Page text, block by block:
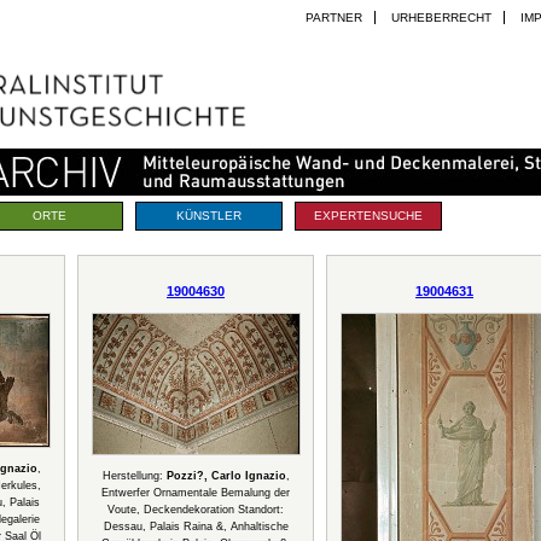
PARTNER URHEBERRECHT
ORTE KÜNSTLER EXPERTENSUCHE
,
Palais
Saal Öl
19004630
Herstellung: Pozzi?, Carlo Ignazio,
Entwerfer Ornamentale Bemalung der
Voute, Deckendekoration Standort:
Dessau, Palais Raina &, Anhaltische
19004631